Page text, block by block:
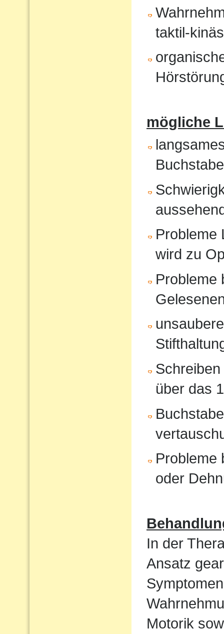
taktil-
mögliche
Probleme
wird zu
Probleme
über das
Probleme
oder
In der
Ansatz
Motorik